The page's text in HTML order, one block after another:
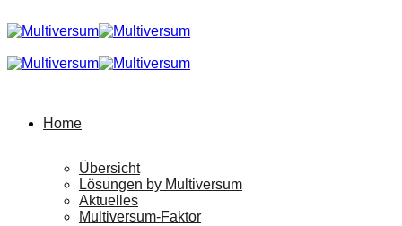
Home
Übersicht
Lösungen by Multiversum
Aktuelles
Multiversum-Faktor